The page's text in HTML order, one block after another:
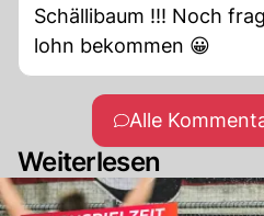
Schällibaum !!! Noch
lohn bekommen 😀
Alle
Weiterlesen